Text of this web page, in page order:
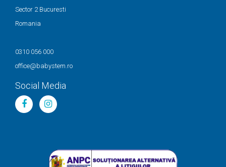
Sector 2 Bucuresti
Romania
0310 056 000
office@babystem.ro
Social Media